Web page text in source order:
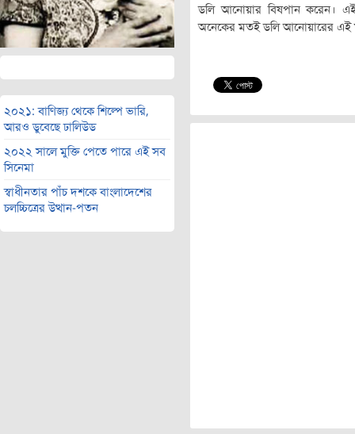
২০২১: বাণিজ্য থেকে শিল্পে ভারি,
আরও ডুবেছে ঢালিউড
২০২২ সালে মুক্তি পেতে পারে এই সব
সিনেমা
স্বাধীনতার পাঁচ দশকে বাংলাদেশের
চলচ্চিত্রের উত্থান-পতন
ডলি আনোয়ার বিষপান করেন।
অনেকের মতই ডলি আনোয়ারের এই